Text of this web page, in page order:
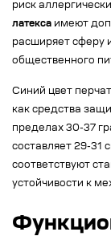
риск
латекса имеют
расширяет сферу
общественного
Синий цвет
как средства
пределах 30-37
составляет 29-31
соответствуют
устойчивости к